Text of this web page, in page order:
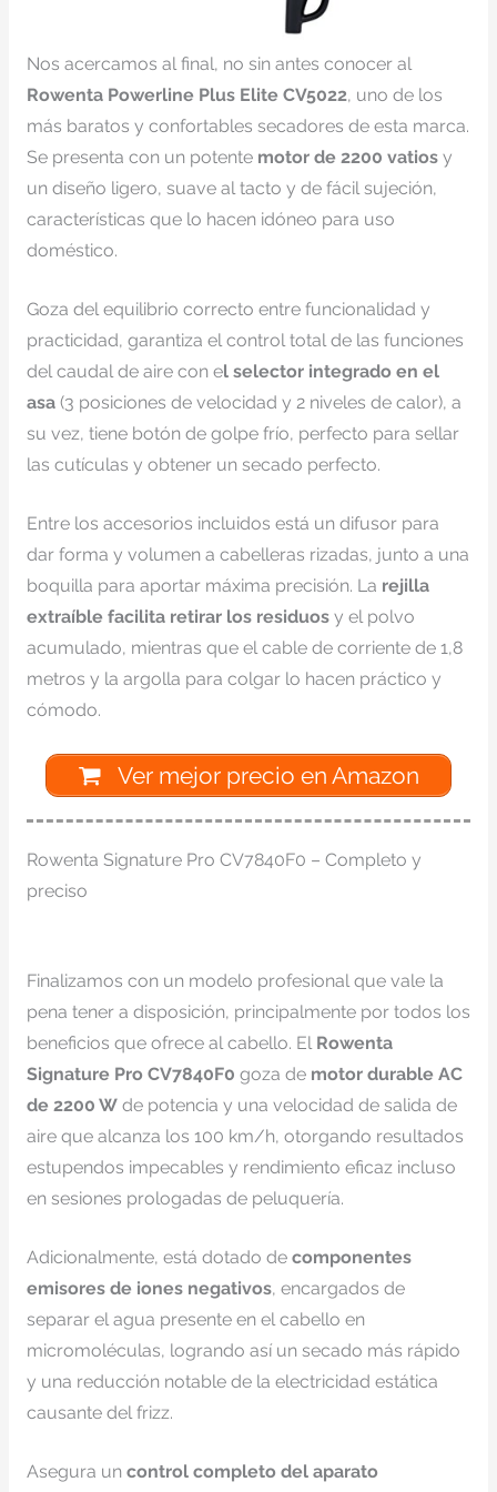
Nos acercamos al final, no sin antes conocer al
Rowenta Powerline Plus Elite CV5022, uno de los
más baratos y confortables secadores de esta marca.
Se presenta con un potente motor de 2200 vatiosy
un diseño ligero, suave al tacto y de fácil sujeción,
características que lo hacen idóneo para uso
doméstico.
Goza del equilibrio correcto entre funcionalidad y
practicidad, garantiza el control total de las funciones
del caudal de aire con el selector integrado en el
asa(3 posiciones de velocidad y 2 niveles de calor), a
su vez, tiene botón de golpe frío, perfecto para sellar
las cutículas y obtener un secado perfecto.
Entre los accesorios incluidos está un difusor para
dar forma y volumen a cabelleras rizadas, junto a una
boquilla para aportar máxima precisión. La rejilla
extraíble facilita retirar los residuosy el polvo
acumulado, mientras que el cable de corriente de 1,8
metros y la argolla para colgar lo hacen práctico y
cómodo.
Ver mejor precio en Amazon
Rowenta Signature Pro CV7840F0 – Completo y
preciso
Finalizamos con un modelo profesional que vale la
pena tener a disposición, principalmente por todos los
beneficios que ofrece al cabello. El Rowenta
Signature Pro CV7840F0 goza demotor durable AC
de 2200 Wde potencia y una velocidad de salida de
aire que alcanza los 100 km/h, otorgando resultados
estupendos impecables y rendimiento eficaz incluso
en sesiones prologadas de peluquería.
Adicionalmente, está dotado decomponentes
emisores de iones negativos, encargados de
separar el agua presente en el cabello en
micromoléculas, logrando así un secado más rápido
y una reducción notable de la electricidad estática
causante del frizz.
Asegura uncontrol completo del aparato